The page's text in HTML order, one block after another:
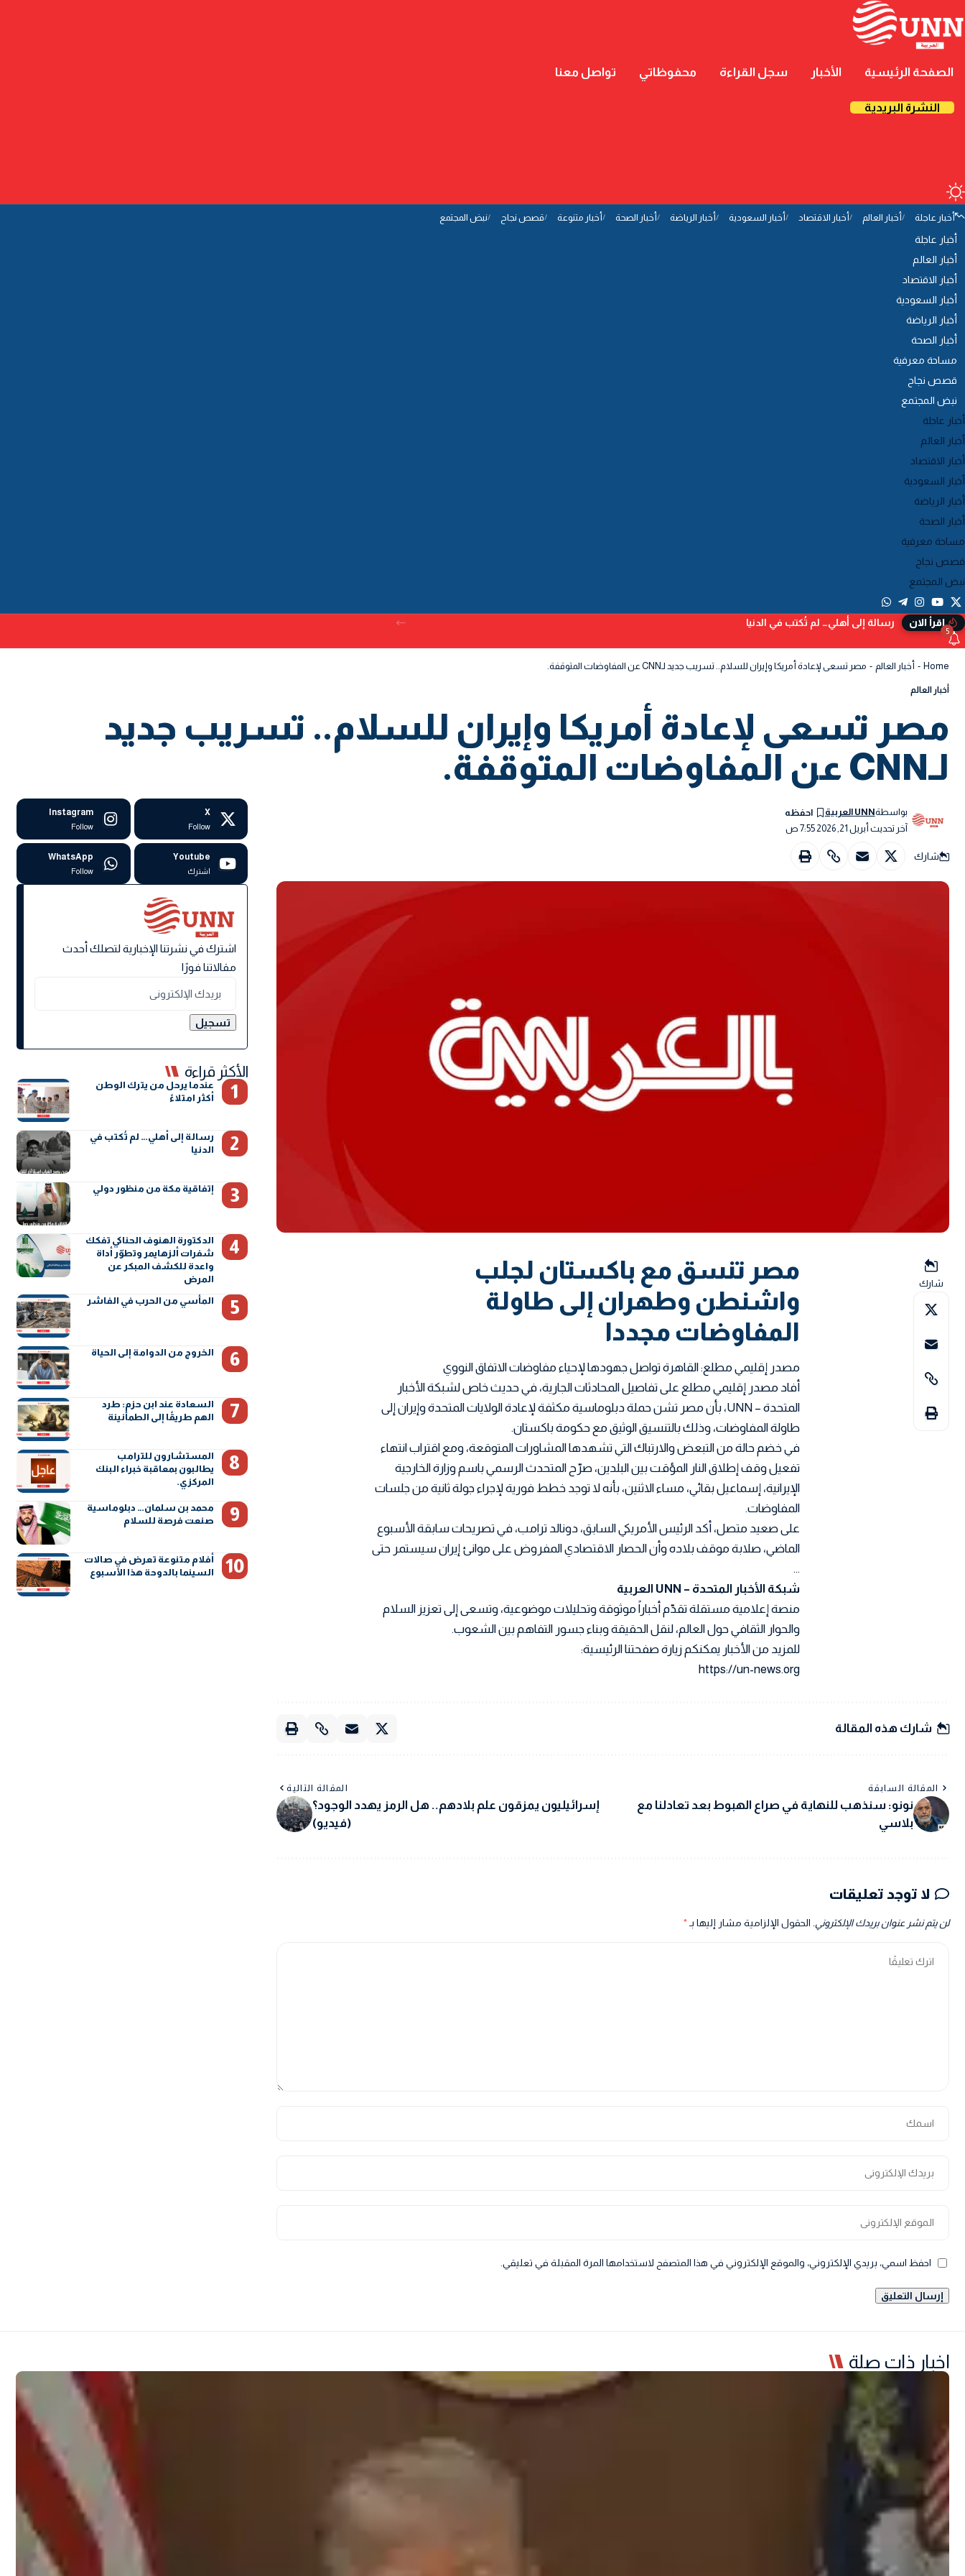
الصفحة الرئيسية الأخبار سجل القراءة محفوظاتي تواصل معنا
النشرة البريدية
أخبار عاجلة أخبار العالم أخبار الاقتصاد أخبار السعودية أخبار الرياضة أخبار الصحة أخبار متنوعة قصص نجاح نبض المجتمع
أخبار عاجلة
أخبار العالم
أخبار الاقتصاد
أخبار السعودية
أخبار الرياضة
أخبار الصحة
مساحة معرفية
قصص نجاح
نبض المجتمع
أخبار عاجلة
أخبار العالم
أخبار الاقتصاد
أخبار السعودية
أخبار الرياضة
أخبار الصحة
مساحة معرفية
قصص نجاح
نبض المجتمع
إقرأ الان رسالة إلى أهلي… لم تُكتب في الدنيا
5
Home
- أخبار العالم - مصر تسعى لإعادة أمريكا وإيران للسلام.. تسريب جديد لـCNN عن المفاوضات المتوقفة.
أخبار العالم
مصر تسعى لإعادة أمريكا وإيران للسلام.. تسريب جديد
لـCNN عن المفاوضات المتوقفة.
آخر تحديث أبريل 21, 2026 7:55 ص
بواسطةUNN العربية
شارك
شارك
مصر تنسق مع باكستان لجلب
واشنطن وطهران إلى طاولة
المفاوضات مجددا
مصدر إقليمي مطلع: القاهرة تواصل جهودها لإحياء مفاوضات الاتفاق النووي
أفاد مصدر إقليمي مطلع على تفاصيل المحادثات الجارية، في حديث خاص لشبكة الأخبار
المتحدة – UNN، بأن مصر تشن حملة دبلوماسية مكثفة لإعادة الولايات المتحدة وإيران إلى
طاولة المفاوضات، وذلك بالتنسيق الوثيق مع حكومة باكستان.
في خضم حالة من التبعض والارتباك التي تشهدها المشاورات المتوقعة، ومع اقتراب انتهاء
تفعيل وقف إطلاق النار المؤقت بين البلدين، صرّح المتحدث الرسمي باسم وزارة الخارجية
الإيرانية، إسماعيل بقائي، مساء الاثنين، بأنه لا توجد خطط فورية لإجراء جولة ثانية من جلسات
المفاوضات.
على صعيد متصل، أكد الرئيس الأمريكي السابق، دونالد ترامب، في تصريحات سابقة الأسبوع
الماضي، صلابة موقف بلاده وأن الحصار الاقتصادي المفروض على موانئ إيران سيستمر حتى
…
شبكة الأخبار المتحدة – UNN العربية
منصة إعلامية مستقلة تقدّم أخباراً موثوقة وتحليلات موضوعية، وتسعى إلى تعزيز السلام
والحوار الثقافي حول العالم، لنقل الحقيقة وبناء جسور التفاهم بين الشعوب.
للمزيد من الأخبار يمكنكم زيارة صفحتنا الرئيسية:
https://un-news.org
شارك هذه المقالة
المقالة السابقة
نونو: سنذهب للنهاية في صراع الهبوط بعد تعادلنا مع
بلاسي
المقالة التالية
إسرائيليون يمزقون علم بلادهم.. هل الرمز يهدد الوجود؟
(فيديو)
لا توجد تعليقات
لن يتم نشر عنوان بريدك الإلكتروني. الحقول الإلزامية مشار إليها بـ *
احفظ اسمي، بريدي الإلكتروني، والموقع الإلكتروني في هذا المتصفح لاستخدامها المرة المقبلة في تعليقي.
X
Follow
Instagram
Follow
Youtube
اشترك
WhatsApp
Follow
اشترك في نشرتنا الإخبارية لتصلك أحدث
مقالاتنا فورًا
الأكثر قراءة
عندما يرحل من يترك الوطن
أكثر امتلاءً
رسالة إلى أهلي… لم تُكتب في
الدنيا
إتفاقية مكة من منظور دولي
الدكتورة الهنوف الحناكي تفكك
شفرات ألزهايمر وتطوّر أداة
واعدة للكشف المبكر عن
المرض
المأسي من الحرب في الفاشر
الخروج من الدوامة إلى الحياة
السعادة عند ابن حزم: طرد
الهم طريقًا إلى الطمأنينة
المستشارون للترامب
يطالبون بمعاقبة خبراء البنك
المركزي.
محمد بن سلمان… دبلوماسية
صنعت فرصة للسلام
أفلام متنوعة تعرض في صالات
السينما بالدوحة هذا الأسبوع
اخبار ذات صلة